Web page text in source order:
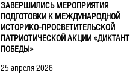
ЗАВЕРШИЛИСЬ МЕРОПРИЯТИЯ
ПОДГОТОВКИ К МЕЖДУНАРОДНОЙ
ИСТОРИКО-ПРОСВЕТИТЕЛЬСКОЙ
ПАТРИОТИЧЕСКОЙ АКЦИИ «ДИКТАНТ
ПОБЕДЫ»
25 апреля 2026